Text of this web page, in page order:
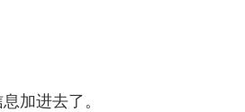
加进去了。